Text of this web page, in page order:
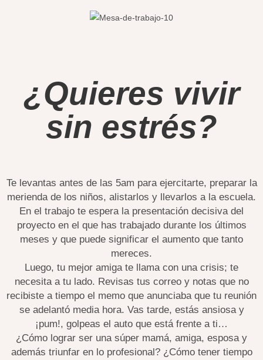
¿Quieres vivir
sin estrés?
Te levantas antes de las 5am para ejercitarte, preparar la
merienda de los niños, alistarlos y llevarlos a la escuela.
En el trabajo te espera la presentación decisiva del
proyecto en el que has trabajado durante los últimos
meses y que puede significar el aumento que tanto
mereces.
Luego, tu mejor amiga te llama con una crisis; te
necesita a tu lado. Revisas tus correo y notas que no
recibiste a tiempo el memo que anunciaba que tu reunión
se adelantó media hora. Vas tarde, estás ansiosa y
¡pum!, golpeas el auto que está frente a ti…
¿Cómo lograr ser una súper mamá, amiga, esposa y
además triunfar en lo profesional? ¿Cómo tener tiempo